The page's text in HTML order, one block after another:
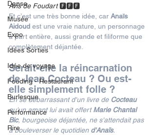
Danse
Musée
Expo
Idées Sorties
Idée de voyage
Fooding - Restaurant
Burlesque
Performance
Rire
Avis de Foudart 🅵🅵🅵
Et c’est une très bonne idée, car Anaïs
Aidoud est une vraie nature, un personnage
à part entière, aussi grande et filiforme que
complètement déjantée.
Serait-elle la réincarnation
de Jean Cocteau ? Ou est-
elle simplement folle ?
En se débarrassant d'un livre de Cocteau
qu'un amant lui avait offert Marie Chantal
Bic, bourgeoise déjantée, ne s'attendait pas
à bouleverser le quotidien d'Anaïs.